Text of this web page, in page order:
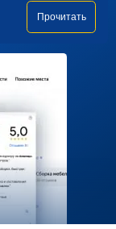
Прочитать